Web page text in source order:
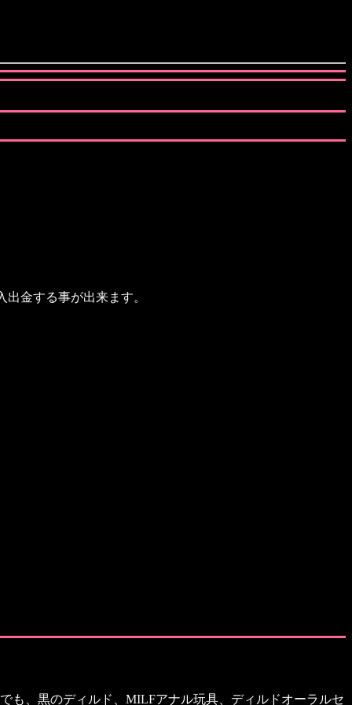
金する事が出来ます。
も、黒のディルド、MILFアナル玩具、ディルドオーラルセ